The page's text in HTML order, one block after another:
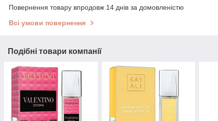
Повернення товару впродовж 14 днів за домовленістю
Всі умови повернення
Подібні товари компанії